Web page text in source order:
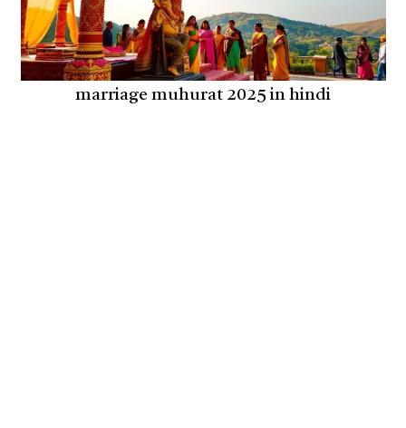
marriage muhurat 2025 in hindi